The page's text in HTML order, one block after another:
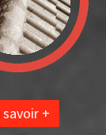
savoir +